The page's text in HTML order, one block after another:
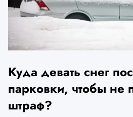
Куда девать снег
парковки, чтобы не
штраф?